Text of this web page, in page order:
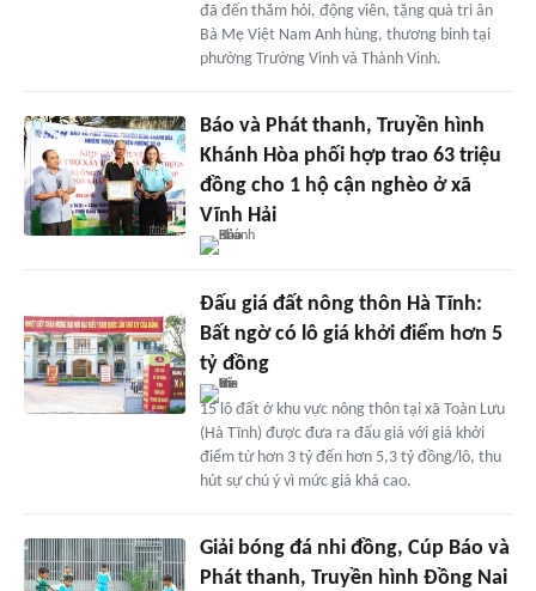
đã đến thăm hỏi, động viên, tặng quà tri ân
Bà Mẹ Việt Nam Anh hùng, thương binh tại
phường Trường Vinh và Thành Vinh.
Báo và Phát thanh, Truyền hình
Khánh Hòa phối hợp trao 63 triệu
đồng cho 1 hộ cận nghèo ở xã
Vĩnh Hải
Đấu giá đất nông thôn Hà Tĩnh:
Bất ngờ có lô giá khởi điểm hơn 5
tỷ đồng
15 lô đất ở khu vực nông thôn tại xã Toàn Lưu
(Hà Tĩnh) được đưa ra đấu giá với giá khởi
điểm từ hơn 3 tỷ đến hơn 5,3 tỷ đồng/lô, thu
hút sự chú ý vì mức giá khá cao.
Giải bóng đá nhi đồng, Cúp Báo và
Phát thanh, Truyền hình Đồng Nai